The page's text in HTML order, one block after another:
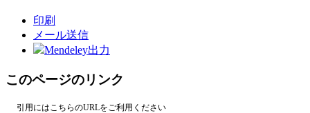
印刷
メール送信
Mendeley出力
このページのリンク
引用にはこちらのURLをご利用ください